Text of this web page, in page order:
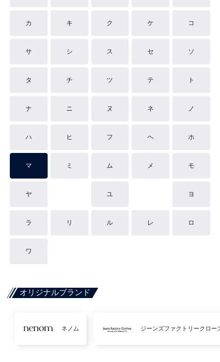
カ キ ク ケ コ
サ シ ス セ ソ
タ チ ツ テ ト
ナ ニ ヌ ネ ノ
ハ ヒ フ ヘ ホ
マ ミ ム メ モ
ヤ ユ ヨ
ラ リ ル レ ロ
ワ
オリジナルブランド
ネノム ジーンズファクトリークロー